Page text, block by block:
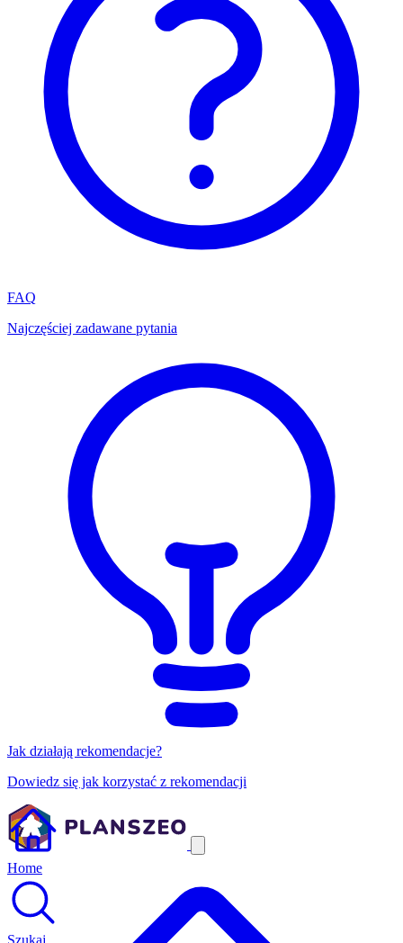
FAQ
Najczęściej zadawane pytania
Jak działają rekomendacje?
Dowiedz się jak korzystać z rekomendacji
Home
Szukaj